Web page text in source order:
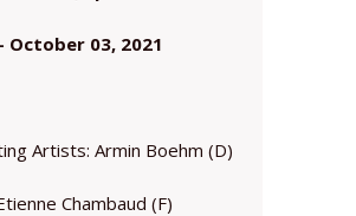
October 03, 2021
Artists: Armin Boehm (D)
Chambaud (F)